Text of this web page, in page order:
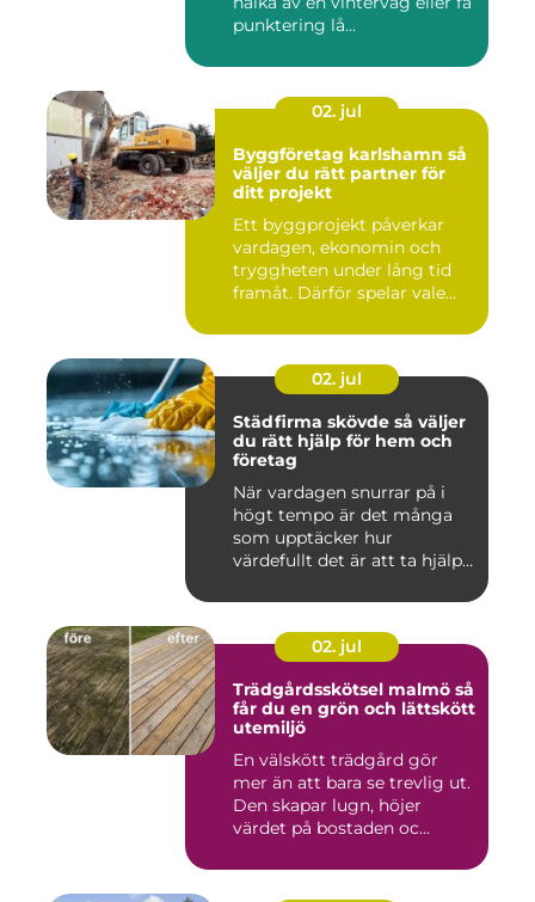
punktering lå...
02. jul
Byggföretag karlshamn så
väljer du rätt partner för
ditt projekt
Ett byggprojekt påverkar
vardagen, ekonomin och
tryggheten under lång tid
framåt. Därför spelar vale...
02. jul
Städfirma skövde så väljer
du rätt hjälp för hem och
företag
När vardagen snurrar på i
högt tempo är det många
som upptäcker hur
värdefullt det är att ta hjälp
02. jul
Trädgårdsskötsel malmö så
får du en grön och lättskött
utemiljö
En välskött trädgård gör
mer än att bara se trevlig ut.
Den skapar lugn, höjer
värdet på bostaden oc...